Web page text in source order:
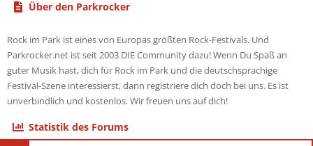
Über den Parkrocker
Rock im Park ist eines von Europas größten Rock-Festivals. Und
Parkrocker.net ist seit 2003 DIE Community dazu! Wenn Du Spaß an
guter Musik hast, dich für Rock im Park und die deutschsprachige
Festival-Szene interessierst, dann registriere dich doch bei uns. Es ist
unverbindlich und kostenlos. Wir freuen uns auf dich!
Statistik des Forums